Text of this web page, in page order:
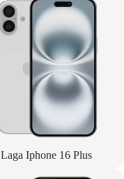
Laga Iphone 16 Plus